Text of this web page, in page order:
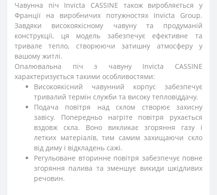
Чавунна піч Invicta CASSINE також виробляється у
Франції на виробничих потужностях Invicta Group.
Завдяки високоякісному чавуну та продуманій
конструкції, ця модель забезпечує ефективне та
тривале тепло, створюючи затишну атмосферу у
вашому житлі.
Опалювальна піч з чавуну Invicta CASSINE
характеризується такими особливостями:
Високоякісний чавунний корпус забезпечує
тривалий термін служби та високу тепловіддачу.
Подача повітря над склом створює захисну
завісу. Попередньо нагріте повітря рухається
вздовж скла. Воно викликає згоряння газу і
летких матеріалів, тим самим захищаючи скло
від диму і відкладень сажі.
Регульоване вторинне повітря забезпечує повне
згоряння палива та зменшує викиди шкідливих
речовин.